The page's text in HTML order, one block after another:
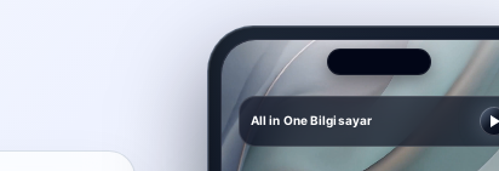
All in One Bilgisayar